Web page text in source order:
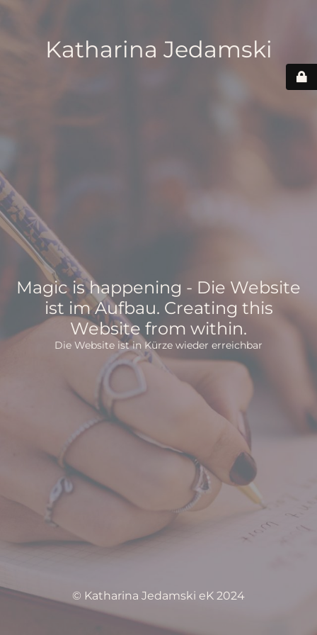
Katharina Jedamski
Magic is happening - Die Website
ist im Aufbau. Creating this
Website from within.
Die Website ist in Kürze wieder erreichbar
© Katharina Jedamski eK 2024